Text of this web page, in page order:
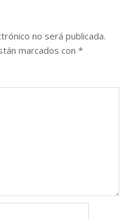
no será publicada.
marcados con *